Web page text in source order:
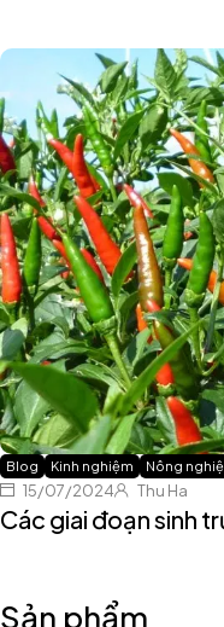
Blog Kinh nghiệm Nông
15/07/2024 Thu Ha
Các giai đoạn sinh
Sản phẩm